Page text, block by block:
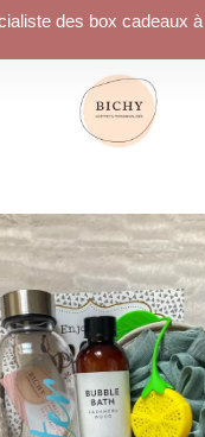
des box cadeaux